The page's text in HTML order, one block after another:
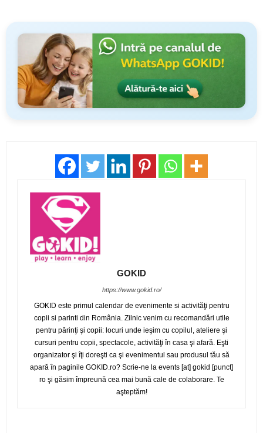
GOKID
https://www.gokid.ro/
GOKID este primul calendar de evenimente si activităţi pentru
copii si parinti din România. Zilnic venim cu recomandări utile
pentru părinţi şi copii: locuri unde ieşim cu copilul, ateliere şi
cursuri pentru copii, spectacole, activităţi în casa şi afară. Eşti
organizator şi îţi doreşti ca şi evenimentul sau produsul tău să
apară în paginile GOKID.ro? Scrie-ne la events [at] gokid [punct]
ro şi găsim împreună cea mai bună cale de colaborare. Te
aşteptăm!